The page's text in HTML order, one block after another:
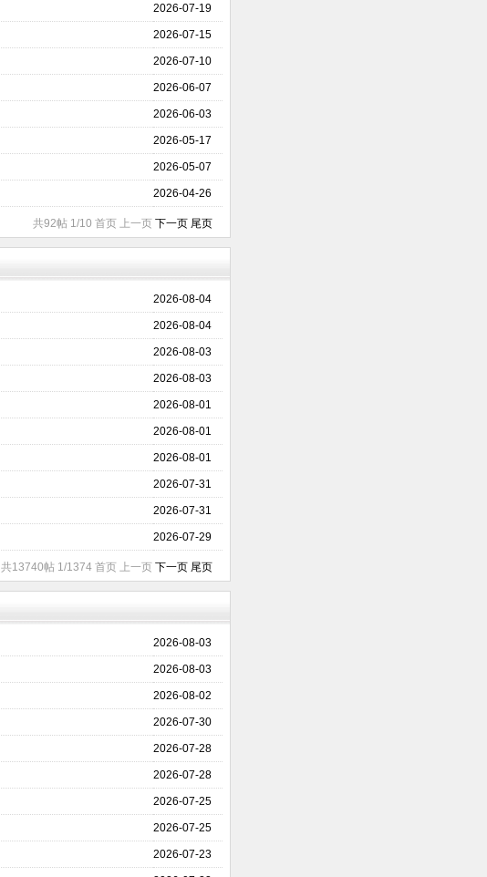
2026-07-19
2026-07-15
2026-07-10
2026-06-07
2026-06-03
2026-05-17
2026-05-07
2026-04-26
共92帖 1/10 首页 上一页 下一页 尾页
2026-08-04
2026-08-04
2026-08-03
2026-08-03
2026-08-01
2026-08-01
2026-08-01
2026-07-31
2026-07-31
2026-07-29
共13740帖 1/1374 首页 上一页 下一页 尾页
2026-08-03
2026-08-03
2026-08-02
2026-07-30
2026-07-28
2026-07-28
2026-07-25
2026-07-25
2026-07-23